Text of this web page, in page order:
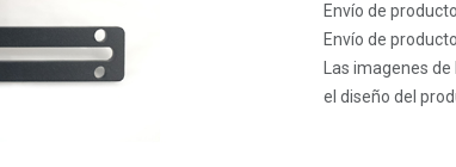
Envío de
Envío de
Las imagenes
el diseño del